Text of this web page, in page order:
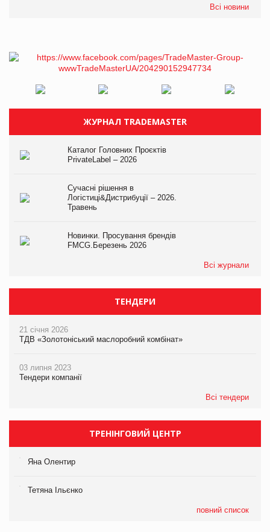
Всі новини
ЖУРНАЛ TRADEMASTER
Каталог Головних Проєктів
PrivateLabel – 2026
Сучасні рішення в
Логістиці&Дистрибуції – 2026.
Травень
Новинки. Просування брендів
FMCG.Березень 2026
Всі журнали
ТЕНДЕРИ
21 січня 2026
ТДВ «Золотоніський маслоробний комбінат»
03 липня 2023
Тендери компанії
Всі тендери
ТРЕНІНГОВИЙ ЦЕНТР
Яна Олентир
Тетяна Ільєнко
повний список